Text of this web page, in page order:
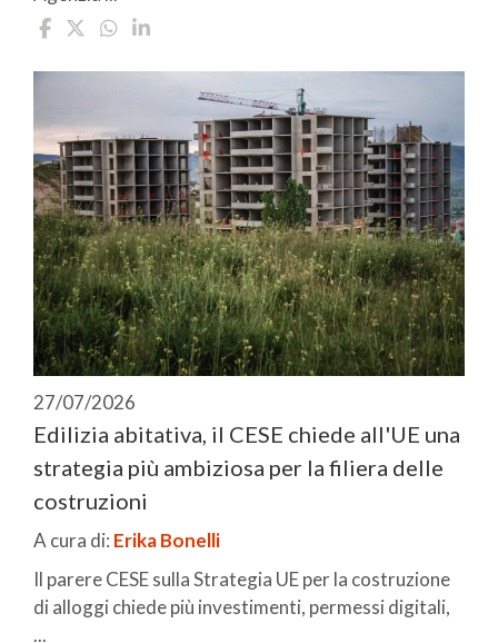
27/07/2026
Edilizia abitativa, il CESE chiede all'UE una
strategia più ambiziosa per la filiera delle
costruzioni
A cura di: Erika Bonelli
Il parere CESE sulla Strategia UE per la costruzione
di alloggi chiede più investimenti, permessi digitali,
...